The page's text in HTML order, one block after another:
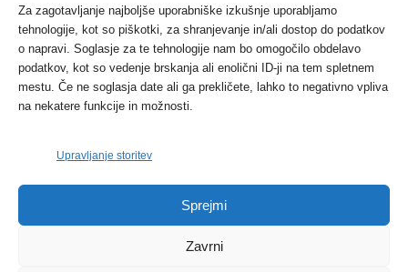
Za zagotavljanje najboljše uporabniške izkušnje uporabljamo
tehnologije, kot so piškotki, za shranjevanje in/ali dostop do podatkov
o napravi. Soglasje za te tehnologije nam bo omogočilo obdelavo
podatkov, kot so vedenje brskanja ali enolični ID-ji na tem spletnem
mestu. Če ne soglasja date ali ga prekličete, lahko to negativno vpliva
na nekatere funkcije in možnosti.
Upravljanje storitev
Sprejmi
Zavrni
Protest proti vetrnim elektrarnam na Ojstrici, v
svetu pa vedno bolj...
Dogodki 12. maja, 2017
Tožilstvo v Celovcu v korist elektrarnam
Verbund
FOTO: Razstava cvetličarskega mojstra Andreja
Dogodki 27. novembra, 2017